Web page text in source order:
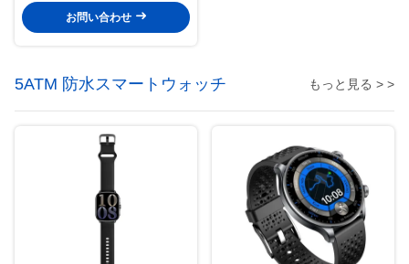
お問い合わせ
5ATM 防水スマートウォッチ もっと見る > >